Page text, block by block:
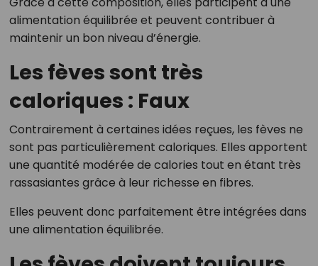
alimentation équilibrée et peuvent contribuer à
maintenir un bon niveau d’énergie.
Les fèves sont très
caloriques : Faux
Contrairement à certaines idées reçues, les fèves ne
sont pas particulièrement caloriques. Elles apportent
une quantité modérée de calories tout en étant très
rassasiantes grâce à leur richesse en fibres.
Elles peuvent donc parfaitement être intégrées dans
une alimentation équilibrée.